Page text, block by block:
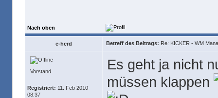
Nach oben
e-herd Betreff des Beitrags: Re: KICKER - WM
Vorstand
Registriert: 11. Feb 2010
08:37
Es geht ja nicht
müssen klappen